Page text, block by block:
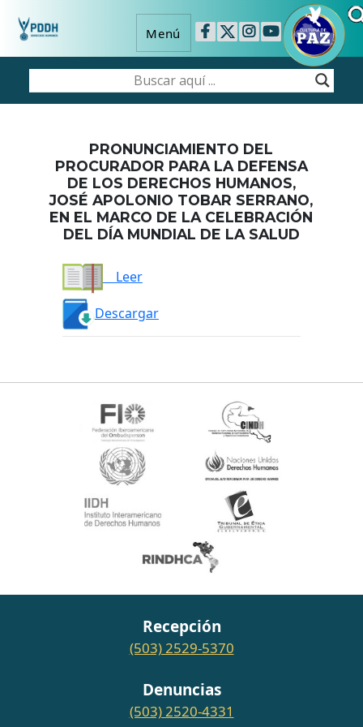
Menú
PRONUNCIAMIENTO DEL
PROCURADOR PARA LA DEFENSA
DE LOS DERECHOS HUMANOS,
JOSÉ APOLONIO TOBAR SERRANO,
EN EL MARCO DE LA CELEBRACIÓN
DEL DÍA MUNDIAL DE LA SALUD
Leer
Descargar
Recepción
(503) 2529-5370
Denuncias
(503) 2520-4331